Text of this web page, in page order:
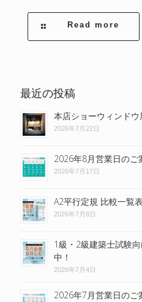
Read more
最近の投稿
本店ショーウィンド
2026年7月22日
2026年8月営業日のご
2026年7月17日
A2平行定規 比較一覧表
2026年7月8日
1級・2級建築士試験
中！
2026年7月4日
2026年7月営業日のご